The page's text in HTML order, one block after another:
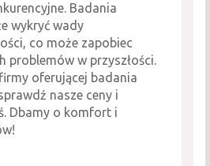
Badania
wykryć wady
co może zapobiec
problemów w przyszłości.
oferującej badania
nasze ceny i
Dbamy o komfort i